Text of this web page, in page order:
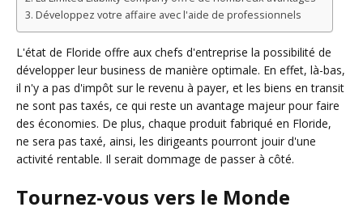
Développez votre affaire avec l'aide de professionnels
L'état de Floride offre aux chefs d'entreprise la possibilité de
développer leur business de manière optimale. En effet, là-bas,
il n'y a pas d'impôt sur le revenu à payer, et les biens en transit
ne sont pas taxés, ce qui reste un avantage majeur pour faire
des économies. De plus, chaque produit fabriqué en Floride,
ne sera pas taxé, ainsi, les dirigeants pourront jouir d'une
activité rentable. Il serait dommage de passer à côté.
Tournez-vous vers le Monde